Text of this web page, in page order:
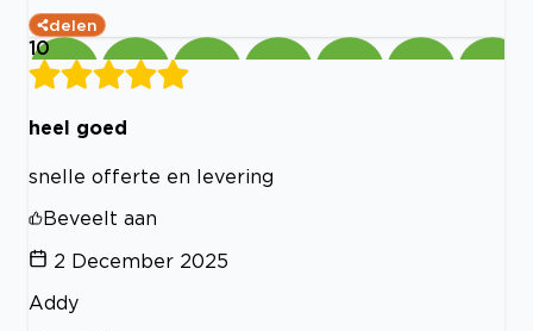
delen
10
heel goed
snelle offerte en levering
Beveelt aan
2 December 2025
Addy